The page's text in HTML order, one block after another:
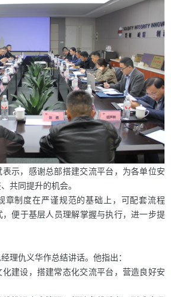
示，感谢总部搭建交流平台，为各单位安
共同提升的机会。
章制度在严谨规范的基础上，可配套流程
，便于基层人员理解掌握与执行，进一步提
理仇义华作总结讲话。他指出：
建设，搭建常态化交流平台，营造良好安